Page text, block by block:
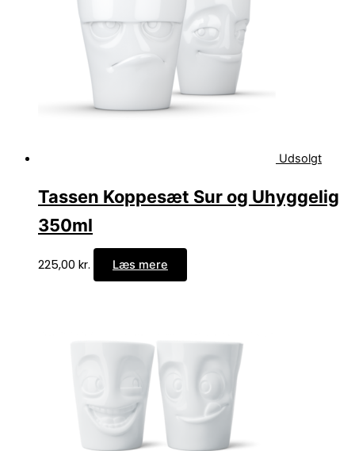
Udsolgt
Tassen Koppesæt Sur og Uhyggelig
350ml
225,00 kr. Læs mere